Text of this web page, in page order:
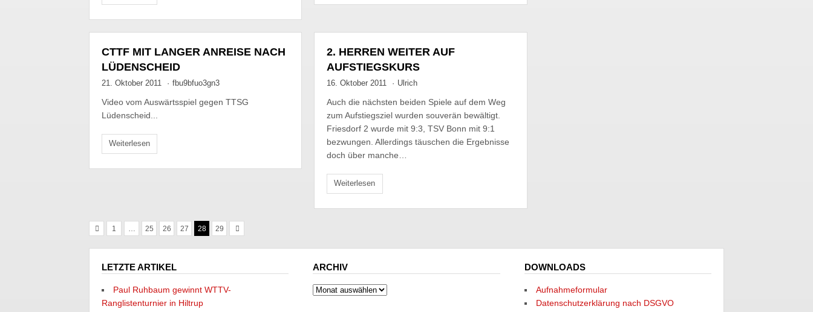
CTTF MIT LANGER ANREISE NACH
LÜDENSCHEID
21. Oktober 2011 · fbu9bfuo3gn3
Video vom Auswärtsspiel gegen TTSG
Lüdenscheid...
Weiterlesen
2. HERREN WEITER AUF
AUFSTIEGSKURS
16. Oktober 2011 · Ulrich
Auch die nächsten beiden Spiele auf dem Weg
zum Aufstiegsziel wurden souverän bewältigt.
Friesdorf 2 wurde mit 9:3, TSV Bonn mit 9:1
bezwungen. Allerdings täuschen die Ergebnisse
doch über manche…
Weiterlesen
1 … 25 26 27 28 29
LETZTE ARTIKEL
Paul Ruhbaum gewinnt WTTV-
Ranglistenturnier in Hiltrup
ARCHIV
Archiv
DOWNLOADS
Aufnahmeformular
Datenschutzerklärung nach DSGVO